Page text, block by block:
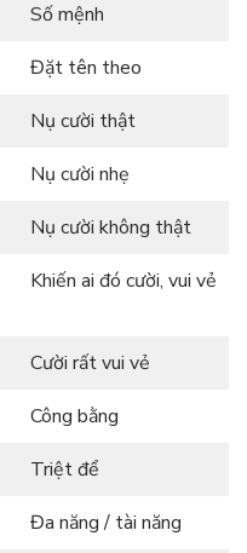
Số mệnh
Đặt tên theo
Nụ cười thật
Nụ cười nhẹ
Nụ cười không thật
Khiến ai đó cười, vui vẻ
Cười rất vui vẻ
Công bằng
Triệt để
Đa năng / tài năng